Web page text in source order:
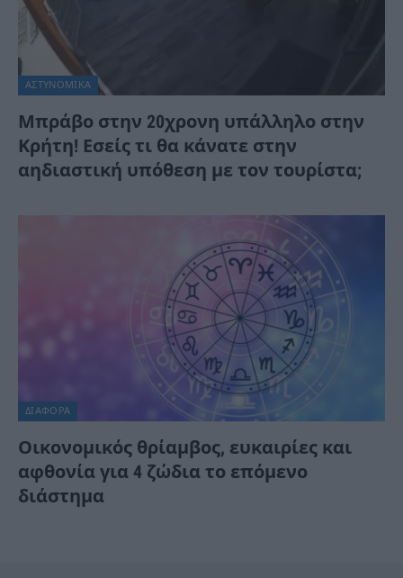
ΑΣΤΥΝΟΜΙΚΑ
Μπράβο στην 20χρονη υπάλληλο στην
Κρήτη! Εσείς τι θα κάνατε στην
αηδιαστική υπόθεση με τον τουρίστα;
ΔΙΆΦΟΡΑ
Οικονομικός θρίαμβος, ευκαιρίες και
αφθονία για 4 ζώδια το επόμενο
διάστημα